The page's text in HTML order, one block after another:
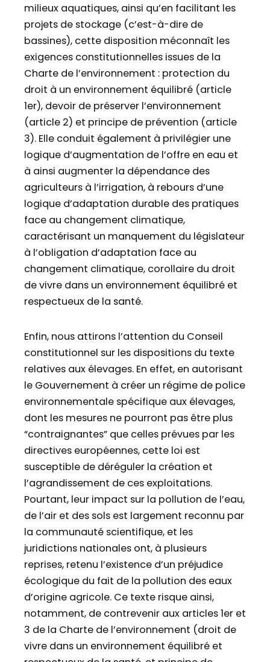
milieux aquatiques, ainsi qu’en facilitant les
projets de stockage (c’est-à-dire de
bassines), cette disposition méconnaît les
exigences constitutionnelles issues de la
Charte de l’environnement : protection du
droit à un environnement équilibré (article
1er), devoir de préserver l’environnement
(article 2) et principe de prévention (article
3). Elle conduit également à privilégier une
logique d’augmentation de l’offre en eau et
à ainsi augmenter la dépendance des
agriculteurs à l’irrigation, à rebours d’une
logique d’adaptation durable des pratiques
face au changement climatique,
caractérisant un manquement du législateur
à l’obligation d’adaptation face au
changement climatique, corollaire du droit
de vivre dans un environnement équilibré et
respectueux de la santé.
Enfin, nous attirons l’attention du Conseil
constitutionnel sur les dispositions du texte
relatives aux élevages. En effet, en autorisant
le Gouvernement à créer un régime de police
environnementale spécifique aux élevages,
dont les mesures ne pourront pas être plus
“contraignantes” que celles prévues par les
directives européennes, cette loi est
susceptible de déréguler la création et
l’agrandissement de ces exploitations.
Pourtant, leur impact sur la pollution de l’eau,
de l’air et des sols est largement reconnu par
la communauté scientifique, et les
juridictions nationales ont, à plusieurs
reprises, retenu l’existence d’un préjudice
écologique du fait de la pollution des eaux
d’origine agricole. Ce texte risque ainsi,
notamment, de contrevenir aux articles 1er et
3 de la Charte de l’environnement (droit de
vivre dans un environnement équilibré et